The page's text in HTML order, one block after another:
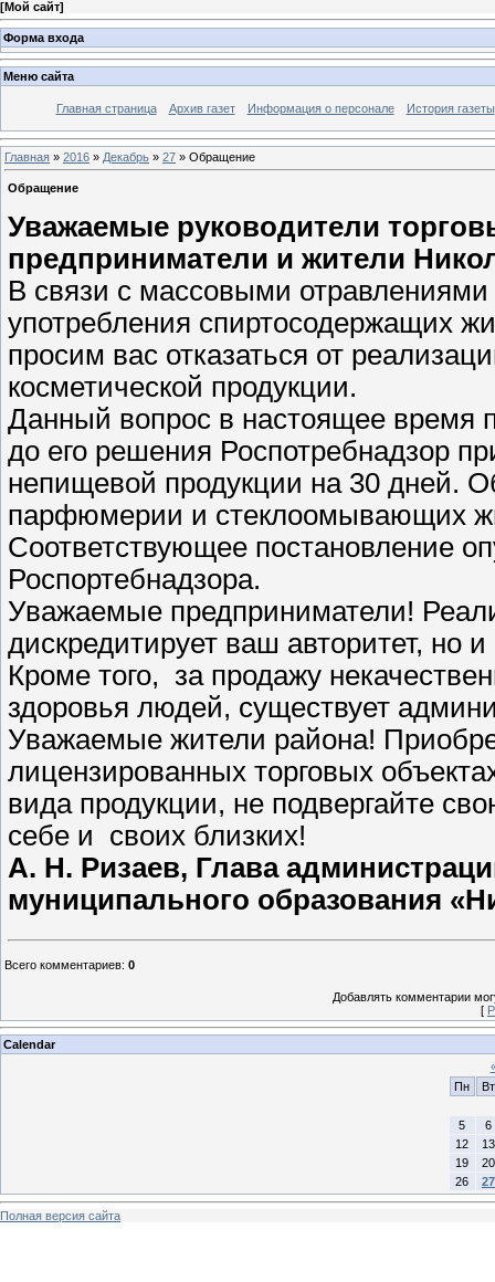
[Мой сайт]
Форма входа
Меню сайта
Главная страница Архив газет Информация о персонале История газеты
Главная » 2016 » Декабрь » 27 » Обращение
Обращение
Уважаемые руководители
предприниматели и жители
В связи с массовыми
употребления спиртосодержащих
просим вас отказаться от
косметической продукции.
Данный вопрос в настоящее время
до его решения Роспотребнадзор
непищевой продукции на 30 дней.
парфюмерии и стеклоомывающих
Соответствующее постановление
Роспортебнадзора.
Уважаемые предприниматели!
дискредитирует ваш авторитет, но
Кроме того, за продажу
здоровья людей, существует
Уважаемые жители района!
лицензированных торговых
вида продукции, не подвергайте
себе и своих близких!
А. Н. Ризаев, Глава
муниципального образования
Всего комментариев: 0
Добавлять комментарии
[
Calendar
Пн
Вт
5
6
12
13
19
20
26
27
Полная версия сайта